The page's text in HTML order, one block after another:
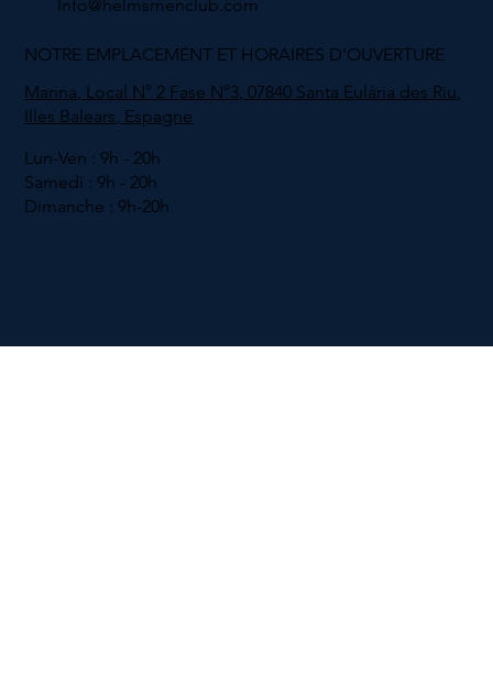
NOTRE EMPLACEMENT ET HORAIRES D'OUVERTURE
Marina, Local N° 2 Fase N°3, 07840 Santa Eulària des Riu,
Illes Balears, Espagne
Lun-Ven : 9h - 20h
Samedi : 9h - 20h
Dimanche : 9h-20h
Info@helmsmenclub.com